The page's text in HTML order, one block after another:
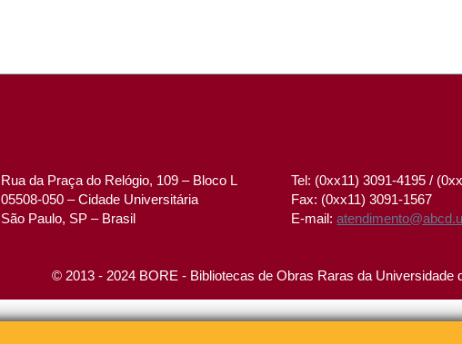
Rua da Praça do Relógio, 109 – Bloco L
05508-050 – Cidade Universitária
São Paulo, SP – Brasil
Tel: (0xx11) 3091-4195 /
Fax: (0xx11) 3091-1567
E-mail:
© 2013 - 2024 BORE - Bibliotecas de Obras Raras da Universidade